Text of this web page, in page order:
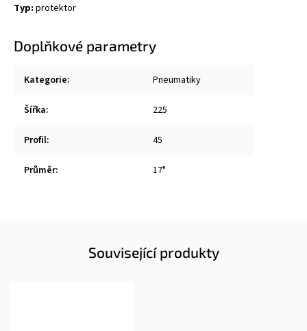
Typ: protektor
Doplňkové parametry
Kategorie: Pneumatiky
Šířka: 225
Profil: 45
Průměr: 17"
Související produkty